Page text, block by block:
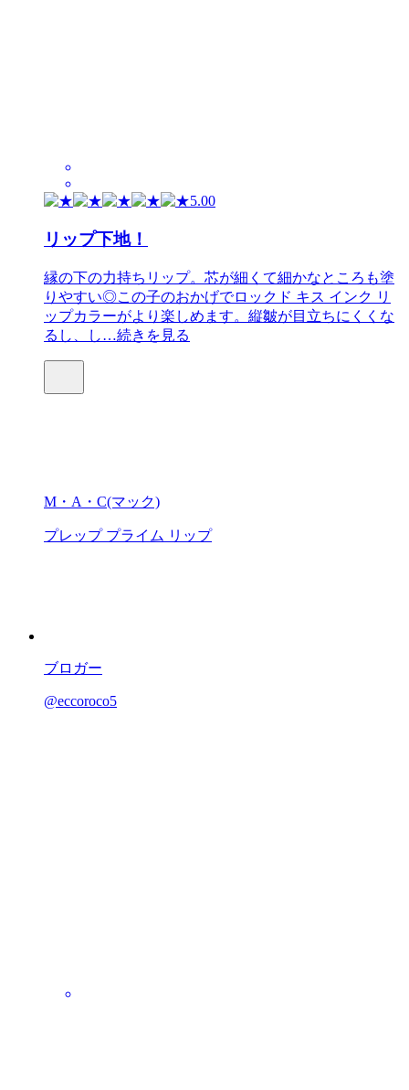
5.00
リップ下地！
縁の下の力持ちリップ。芯が細くて細かなところも塗
りやすい◎この子のおかげでロックド キス インク リ
ップカラーがより楽しめます。縦皺が目立ちにくくな
るし、し…続きを見る
M・A・C(マック)
プレップ プライム リップ
ブロガー
@eccoroco5